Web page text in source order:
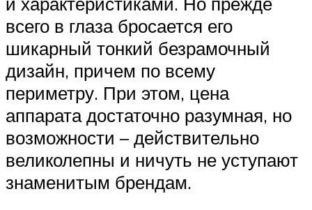
всего в глаза бросается его
шикарный тонкий безрамочный
дизайн, причем по всему
периметру. При этом, цена
аппарата достаточно разумная, но
возможности – действительно
великолепны и ничуть не уступают
знаменитым брендам.